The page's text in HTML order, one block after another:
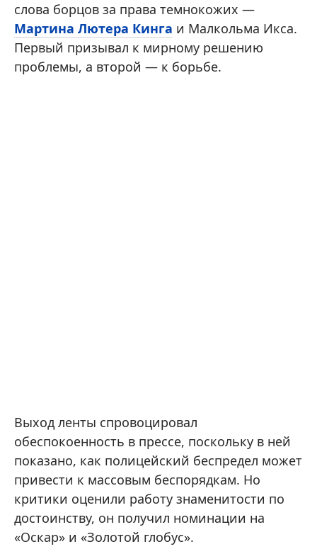
слова борцов за права темнокожих —
Мартина Лютера Кинга и Малкольма Икса.
Первый призывал к мирному решению
проблемы, а второй — к борьбе.
Выход ленты спровоцировал
обеспокоенность в прессе, поскольку в ней
показано, как полицейский беспредел может
привести к массовым беспорядкам. Но
критики оценили работу знаменитости по
достоинству, он получил номинации на
«Оскар» и «Золотой глобус».